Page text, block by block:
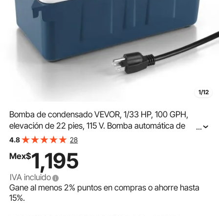
1/12
Bomba de condensado VEVOR, 1/33 HP, 100 GPH,
elevación de 22 pies, 115 V. Bomba automática de
eliminación de condensado con interruptor de
acondicionado, deshumidificador, HVAC, horno y
drenaje de agua de máquina de hielo.
...
4.8 28
Mex$1,195
IVA incluido
Gane al menos2% puntos en compras o ahorre hasta
15%.